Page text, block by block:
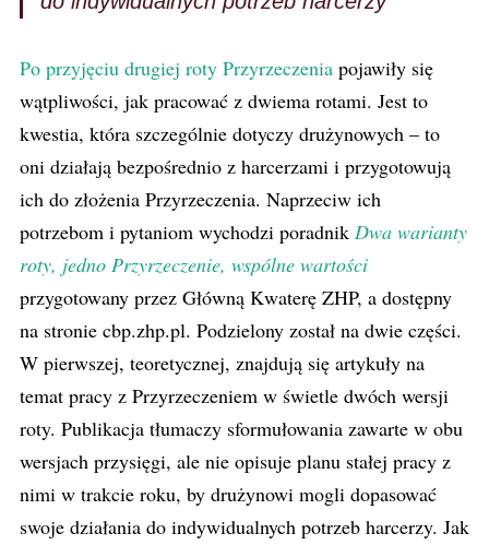
Po przyjęciu drugiej roty Przyrzeczenia pojawiły się
wątpliwości, jak pracować z dwiema rotami. Jest to
kwestia, która szczególnie dotyczy drużynowych – to
oni działają bezpośrednio z harcerzami i przygotowują
ich do złożenia Przyrzeczenia. Naprzeciw ich
potrzebom i pytaniom wychodzi poradnik Dwa warianty
roty, jedno Przyrzeczenie, wspólne wartości
przygotowany przez Główną Kwaterę ZHP, a dostępny
na stronie cbp.zhp.pl. Podzielony został na dwie części.
W pierwszej, teoretycznej, znajdują się artykuły na
temat pracy z Przyrzeczeniem w świetle dwóch wersji
roty. Publikacja tłumaczy sformułowania zawarte w obu
wersjach przysięgi, ale nie opisuje planu stałej pracy z
nimi w trakcie roku, by drużynowi mogli dopasować
swoje działania do indywidualnych potrzeb harcerzy. Jak